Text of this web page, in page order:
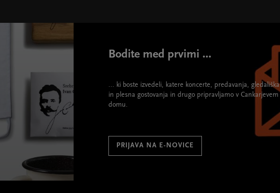
Bodite med prvimi ...
... ki boste izvedeli, katere koncerte, predavanja, gledališka
in plesna gostovanja in drugo pripravljamo v Cankarjevem
domu.
PRIJAVA NA E-NOVICE